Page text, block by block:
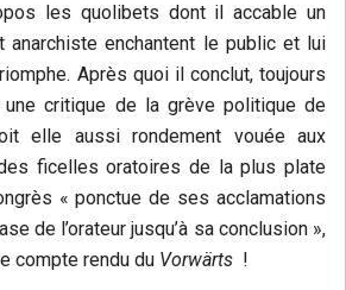
les quolibets dont il accable un
anarchiste enchantent le public et lui
Après quoi il conclut, toujours
une critique de la grève politique de
elle aussi rondement vouée aux
ficelles oratoires de la plus plate
« ponctue de ses acclamations
de l’orateur jusqu’à sa conclusion »,
compte rendu du Vorwärts !